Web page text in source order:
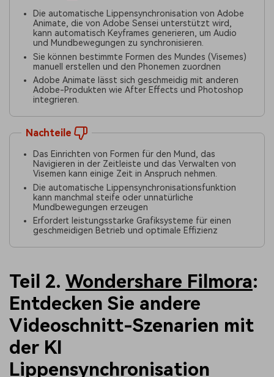
Die automatische Lippensynchronisation von Adobe
Animate, die von Adobe Sensei unterstützt wird,
kann automatisch Keyframes generieren, um Audio
und Mundbewegungen zu synchronisieren.
Sie können bestimmte Formen des Mundes (Visemes)
manuell erstellen und den Phonemen zuordnen
Adobe Animate lässt sich geschmeidig mit anderen
Adobe-Produkten wie After Effects und Photoshop
integrieren.
Nachteile
Das Einrichten von Formen für den Mund, das
Navigieren in der Zeitleiste und das Verwalten von
Visemen kann einige Zeit in Anspruch nehmen.
Die automatische Lippensynchronisationsfunktion
kann manchmal steife oder unnatürliche
Mundbewegungen erzeugen
Erfordert leistungsstarke Grafiksysteme für einen
geschmeidigen Betrieb und optimale Effizienz
Teil 2. Wondershare Filmora:
Entdecken Sie andere
Videoschnitt-Szenarien mit
der KI
Lippensynchronisation